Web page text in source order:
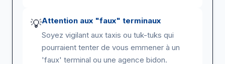
💡Attention aux "faux" terminaux
Soyez vigilant aux taxis ou tuk-tuks qui
pourraient tenter de vous emmener à un
'faux' terminal ou une agence bidon.